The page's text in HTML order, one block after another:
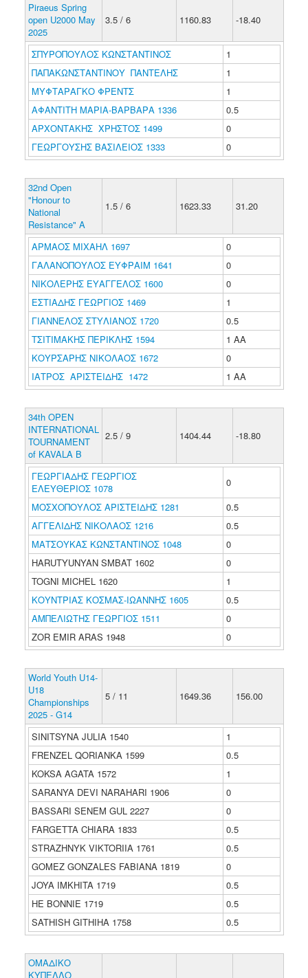
Piraeus Spring
open U2000 May
2025
3.5 / 6 1160.83 -18.40
ΣΠΥΡΟΠΟΥΛΟΣ ΚΩΝΣΤΑΝΤΙΝΟΣ
1
ΠΑΠΑΚΩΝΣΤΑΝΤΙΝΟΥ ΠΑΝΤΕΛΗΣ
1
ΜΥΦΤΑΡΑΓΚΟ ΦΡΕΝΤΣ
1
ΑΦΑΝΤΙΤΗ ΜΑΡΙΑ-ΒΑΡΒΑΡΑ 1336
0.5
ΑΡΧΟΝΤΑΚΗΣ ΧΡΗΣΤΟΣ 1499
0
ΓΕΩΡΓΟΥΣΗΣ ΒΑΣΙΛΕΙΟΣ 1333
0
32nd Open
"Honour to
National
Resistance" A
1.5 / 6 1623.33 31.20
ΑΡΜΑΟΣ ΜΙΧΑΗΛ 1697
0
ΓΑΛΑΝΟΠΟΥΛΟΣ ΕΥΦΡΑΙΜ 1641
0
ΝΙΚΟΛΕΡΗΣ ΕΥΑΓΓΕΛΟΣ 1600
0
ΕΣΤΙΑΔΗΣ ΓΕΩΡΓΙΟΣ 1469
1
ΓΙΑΝΝΕΛΟΣ ΣΤΥΛΙΑΝΟΣ 1720
0.5
ΤΣΙΤΙΜΑΚΗΣ ΠΕΡΙΚΛΗΣ 1594
1 ΑΑ
ΚΟΥΡΣΑΡΗΣ ΝΙΚΟΛΑΟΣ 1672
0
ΙΑΤΡΟΣ ΑΡΙΣΤΕΙΔΗΣ 1472
1 ΑΑ
34th OPEN
INTERNATIONAL
TOURNAMENT
of KAVALA B
2.5 / 9 1404.44 -18.80
ΓΕΩΡΓΙΑΔΗΣ ΓΕΩΡΓΙΟΣ
ΕΛΕΥΘΕΡΙΟΣ 1078
0
ΜΟΣΧΟΠΟΥΛΟΣ ΑΡΙΣΤΕΙΔΗΣ 1281
0.5
ΑΓΓΕΛΙΔΗΣ ΝΙΚΟΛΑΟΣ 1216
0.5
ΜΑΤΣΟΥΚΑΣ ΚΩΝΣΤΑΝΤΙΝΟΣ 1048
0
HARUTYUNYAN SMBAT 1602
0
TOGNI MICHEL 1620
1
ΚΟΥΝΤΡΙΑΣ ΚΟΣΜΑΣ-ΙΩΑΝΝΗΣ 1605
0.5
ΑΜΠΕΛΙΩΤΗΣ ΓΕΩΡΓΙΟΣ 1511
0
ZOR EMIR ARAS 1948
0
World Youth U14-
U18
Championships
2025 - G14
5 / 11 1649.36 156.00
SINITSYNA JULIA 1540
1
FRENZEL QORIANKA 1599
0.5
KOKSA AGATA 1572
1
SARANYA DEVI NARAHARI 1906
0
BASSARI SENEM GUL 2227
0
FARGETTA CHIARA 1833
0.5
STRAZHNYK VIKTORIIA 1761
0.5
GOMEZ GONZALES FABIANA 1819
0
JOYA IMKHITA 1719
0.5
HE BONNIE 1719
0.5
SATHISH GITHIHA 1758
0.5
ΟΜΑΔΙΚΟ
ΚΥΠΕΛΛΟ